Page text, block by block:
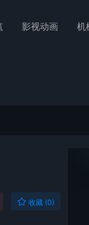
影视动画 机
收藏 (0)